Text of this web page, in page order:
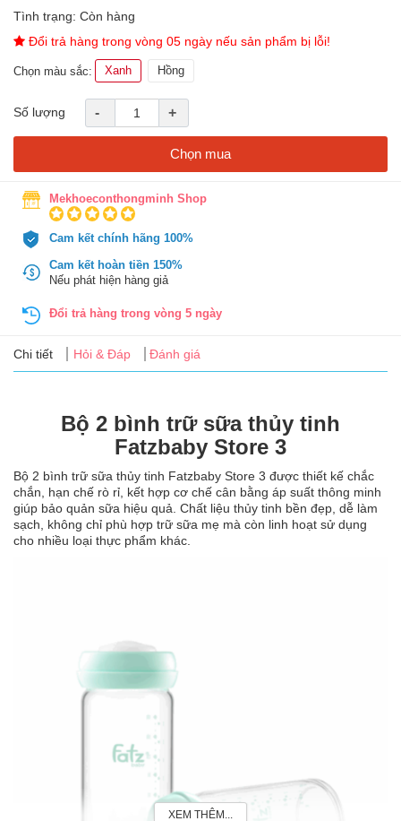
học
cho
Dành
cho
dùng
trong
nhà
Tin
Tình trạng: Còn hàng
Đổi trả hàng trong vòng 05 ngày nếu sản phẩm bị lỗi!
Chọn màu sắc: Xanh Hồng
Số lượng - +
Chọn mua
Mekhoeconthongminh Shop
Cam kết chính hãng 100%
Cam kết hoàn tiền 150%
Nếu phát hiện hàng giả
Đổi trả hàng trong vòng 5 ngày
Chi tiết Hỏi & Đáp Đánh giá
Bộ 2 bình trữ sữa thủy tinh
Fatzbaby Store 3
Bộ 2 bình trữ sữa thủy tinh Fatzbaby Store 3 được thiết kế chắc
chắn, hạn chế rò rỉ, kết hợp cơ chế cân bằng áp suất thông minh
giúp bảo quản sữa hiệu quả. Chất liệu thủy tinh bền đẹp, dễ làm
sạch, không chỉ phù hợp trữ sữa mẹ mà còn linh hoạt sử dụng
cho nhiều loại thực phẩm khác.
XEM THÊM...